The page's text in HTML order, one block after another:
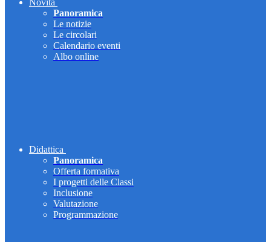
Novità
Panoramica
Le notizie
Le circolari
Calendario eventi
Albo online
Didattica
Panoramica
Offerta formativa
I progetti delle Classi
Inclusione
Valutazione
Programmazione